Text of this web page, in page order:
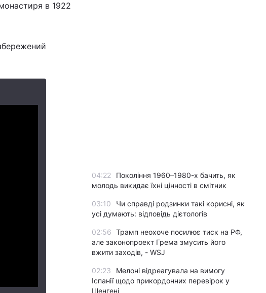
в 1922
04:22
Покоління 1960–1980-х бачить, як
молодь викидає їхні цінності в смітник
03:10
Чи справді родзинки такі корисні, як
усі думають: відповідь дієтологів
02:56 Трамп неохоче посилює тиск на РФ,
але законопроект Грема змусить його
вжити заходів, - WSJ
02:23
Мелоні відреагувала на вимогу
Іспанії щодо прикордонних перевірок у
Шенгені